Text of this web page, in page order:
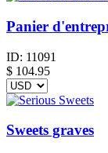
Panier
ID: 11091
$ 104.95
Sweets graves